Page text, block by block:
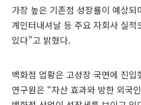
가장 높은 기존점 성장률이 예상되
계인터내셔날 등 주요 자회사 실적
있다”고 밝혔다.
백화점 업황은 고성장 국면에 진입
연구원은 “자산 효과와 방한 외국